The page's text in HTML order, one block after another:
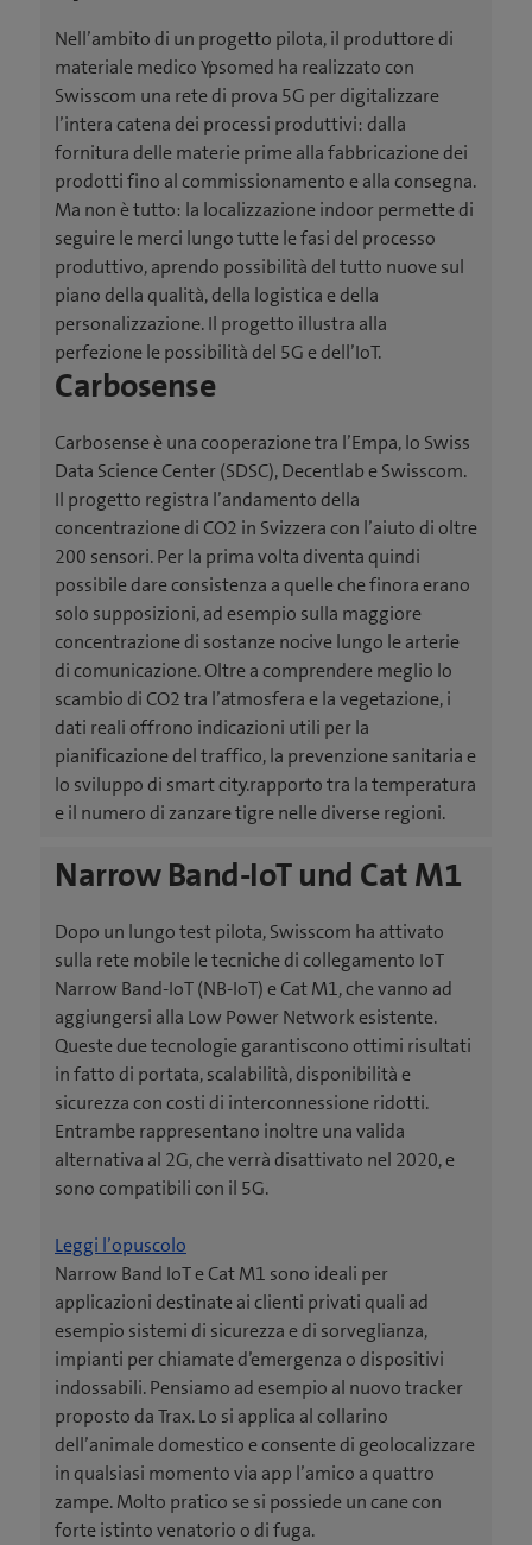
Nell’ambito di un progetto pilota, il produttore di
materiale medico Ypsomed ha realizzato con
Swisscom una rete di prova 5G per digitalizzare
l’intera catena dei processi produttivi: dalla
fornitura delle materie prime alla fabbricazione dei
prodotti fino al commissionamento e alla consegna.
Ma non è tutto: la localizzazione indoor permette di
seguire le merci lungo tutte le fasi del processo
produttivo, aprendo possibilità del tutto nuove sul
piano della qualità, della logistica e della
personalizzazione. Il progetto illustra alla
perfezione le possibilità del 5G e dell’IoT.
Carbosense
Carbosense è una cooperazione tra l’Empa, lo Swiss
Data Science Center (SDSC), Decentlab e Swisscom.
Il progetto registra l’andamento della
concentrazione di CO2 in Svizzera con l’aiuto di oltre
200 sensori. Per la prima volta diventa quindi
possibile dare consistenza a quelle che finora erano
solo supposizioni, ad esempio sulla maggiore
concentrazione di sostanze nocive lungo le arterie
di comunicazione. Oltre a comprendere meglio lo
scambio di CO2 tra l’atmosfera e la vegetazione, i
dati reali offrono indicazioni utili per la
pianificazione del traffico, la prevenzione sanitaria e
lo sviluppo di smart city.rapporto tra la temperatura
e il numero di zanzare tigre nelle diverse regioni.
Narrow Band-IoT und Cat M1
Dopo un lungo test pilota, Swisscom ha attivato
sulla rete mobile le tecniche di collegamento IoT
Narrow Band-IoT (NB-IoT) e Cat M1, che vanno ad
aggiungersi alla Low Power Network esistente.
Queste due tecnologie garantiscono ottimi risultati
in fatto di portata, scalabilità, disponibilità e
sicurezza con costi di interconnessione ridotti.
Entrambe rappresentano inoltre una valida
alternativa al 2G, che verrà disattivato nel 2020, e
sono compatibili con il 5G.
Leggi l’opuscolo
a
p
r
e
u
n
a
n
u
o
Narrow Band IoT e Cat M1 sono ideali per
applicazioni destinate ai clienti privati quali ad
esempio sistemi di sicurezza e di sorveglianza,
impianti per chiamate d’emergenza o dispositivi
indossabili. Pensiamo ad esempio al nuovo tracker
proposto da Trax. Lo si applica al collarino
dell’animale domestico e consente di geolocalizzare
in qualsiasi momento via app l’amico a quattro
zampe. Molto pratico se si possiede un cane con
forte istinto venatorio o di fuga.